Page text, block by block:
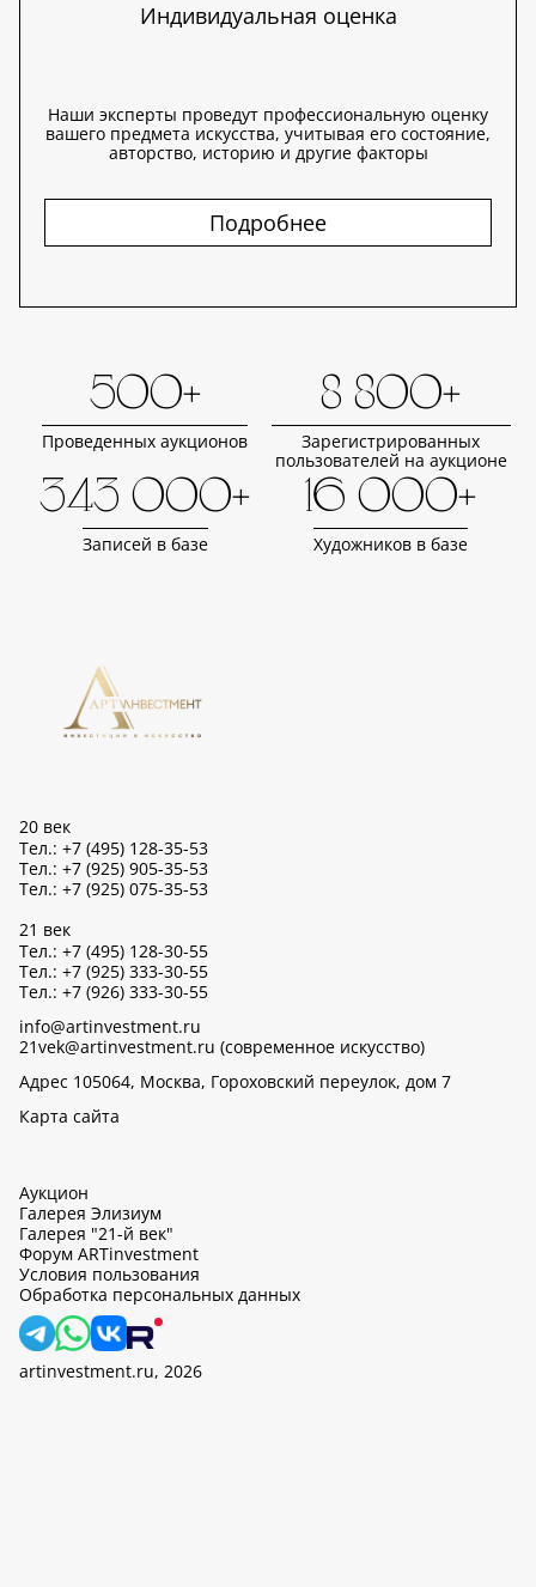
Индивидуальная оценка
Наши эксперты проведут профессиональную оценку
вашего предмета искусства, учитывая его состояние,
авторство, историю и другие факторы
Подробнее
500+
Проведенных аукционов
8 800+
Зарегистрированных
пользователей на аукционе
343 000+
Записей в базе
16 000+
Художников в базе
20 век
Тел.: +7 (495) 128-35-53
Тел.: +7 (925) 905-35-53
Тел.: +7 (925) 075-35-53
21 век
Тел.: +7 (495) 128-30-55
Тел.: +7 (925) 333-30-55
Тел.: +7 (926) 333-30-55
info@artinvestment.ru
21vek@artinvestment.ru (современное искусство)
Адрес 105064, Москва, Гороховский переулок, дом 7
Карта сайта
Аукцион
Галерея Элизиум
Галерея "21-й век"
Форум ARTinvestment
Условия пользования
Обработка персональных данных
artinvestment.ru, 2026